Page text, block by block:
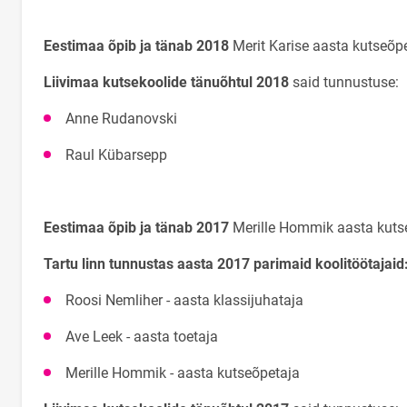
Eestimaa õpib ja tänab 2018 Merit Karise aasta
Liivimaa kutsekoolide tänuõhtul 2018 said tunnustuse:
Anne Rudanovski
Raul Kübarsepp
Eestimaa õpib ja tänab 2017 Merille Hommik aasta
Tartu linn tunnustas aasta 2017 parimaid koolitöötajaid:
Roosi Nemliher - aasta klassijuhataja
Ave Leek - aasta toetaja
Merille Hommik - aasta kutseõpetaja